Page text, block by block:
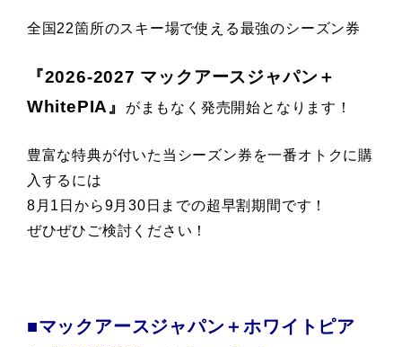
全国22箇所のスキー場で使える最強のシーズン券
『2026-2027 マックアースジャパン＋
WhitePIA』
がまもなく発売開始となります！
豊富な特典が付いた当シーズン券を一番オトクに購
入するには
8月1日から9月30日までの超早割期間です！
ぜひぜひご検討ください！
■マックアースジャパン＋ホワイトピア